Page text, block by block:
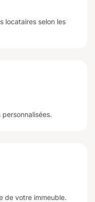
locataires selon les
de votre immeuble.